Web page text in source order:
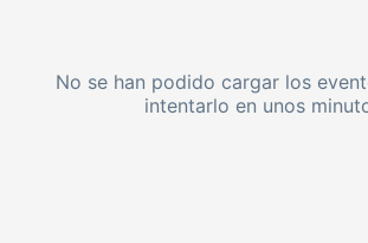
No se han podido cargar los
intentarlo en unos